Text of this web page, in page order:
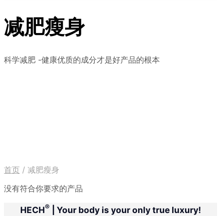
减肥瘦身
科学减肥 -健康优质的成分才是好产品的根本
首页 / 减肥瘦身
没有符合你要求的产品
HECH® | Your body is your only true luxury!